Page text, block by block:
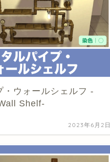
・ウォールシェルフ -
Shelf-
2023年6月2日